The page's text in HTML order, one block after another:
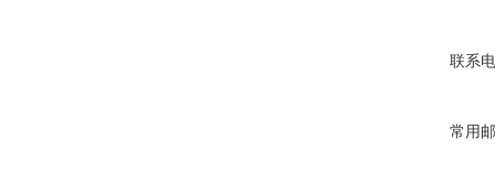
联系
常用